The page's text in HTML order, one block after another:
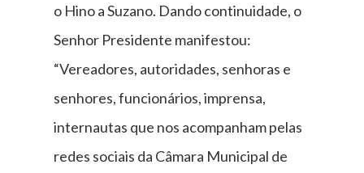
o Hino a Suzano. Dando continuidade, o
Senhor Presidente manifestou:
“Vereadores, autoridades, senhoras e
senhores, funcionários, imprensa,
internautas que nos acompanham pelas
redes sociais da Câmara Municipal de